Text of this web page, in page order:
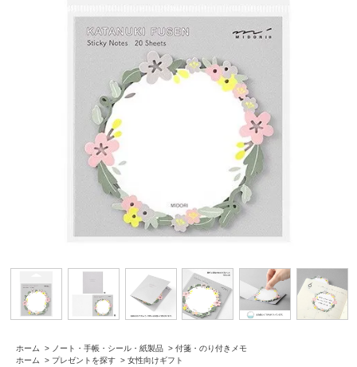
ホーム > ノート・手帳・シール・紙製品 > 付箋・のり付きメモ
ホーム
> プレゼントを探す > 女性向けギフト